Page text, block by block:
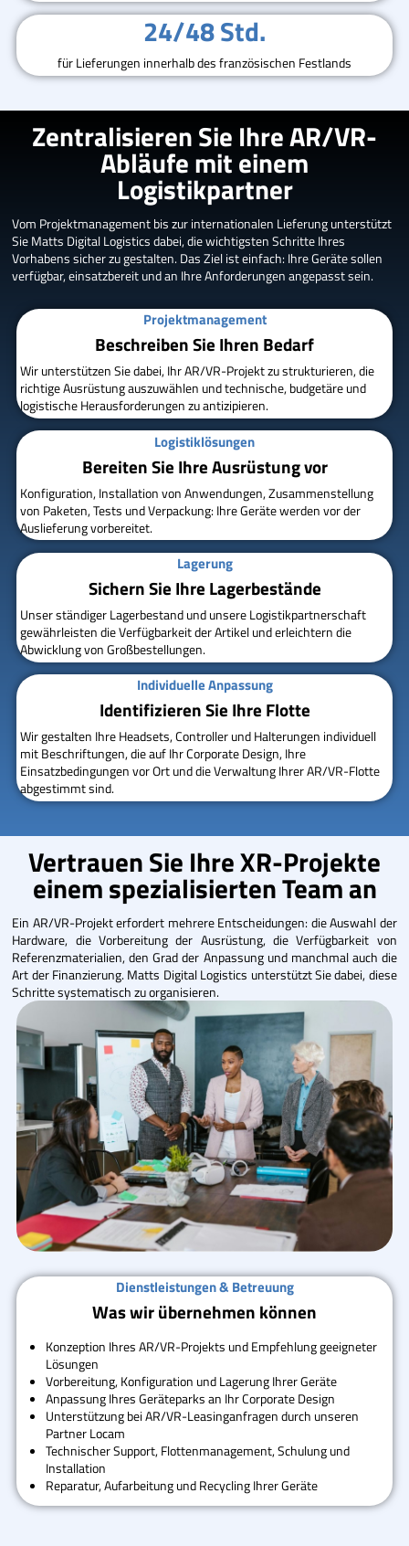
24/48 Std.
für Lieferungen innerhalb des französischen Festlands
Zentralisieren Sie Ihre AR/VR-
Abläufe mit einem
Logistikpartner
Vom Projektmanagement bis zur internationalen Lieferung unterstützt
Sie Matts Digital Logistics dabei, die wichtigsten Schritte Ihres
Vorhabens sicher zu gestalten. Das Ziel ist einfach: Ihre Geräte sollen
verfügbar, einsatzbereit und an Ihre Anforderungen angepasst sein.
Projektmanagement
Beschreiben Sie Ihren Bedarf
Wir unterstützen Sie dabei, Ihr AR/VR-Projekt zu strukturieren, die
richtige Ausrüstung auszuwählen und technische, budgetäre und
logistische Herausforderungen zu antizipieren.
Logistiklösungen
Bereiten Sie Ihre Ausrüstung vor
Konfiguration, Installation von Anwendungen, Zusammenstellung
von Paketen, Tests und Verpackung: Ihre Geräte werden vor der
Auslieferung vorbereitet.
Lagerung
Sichern Sie Ihre Lagerbestände
Unser ständiger Lagerbestand und unsere Logistikpartnerschaft
gewährleisten die Verfügbarkeit der Artikel und erleichtern die
Abwicklung von Großbestellungen.
Individuelle Anpassung
Identifizieren Sie Ihre Flotte
Wir gestalten Ihre Headsets, Controller und Halterungen individuell
mit Beschriftungen, die auf Ihr Corporate Design, Ihre
Einsatzbedingungen vor Ort und die Verwaltung Ihrer AR/VR-Flotte
abgestimmt sind.
Vertrauen Sie Ihre XR-Projekte
einem spezialisierten Team an
Ein AR/VR-Projekt erfordert mehrere Entscheidungen: die Auswahl der
Hardware, die Vorbereitung der Ausrüstung, die Verfügbarkeit von
Referenzmaterialien, den Grad der Anpassung und manchmal auch die
Art der Finanzierung. Matts Digital Logistics unterstützt Sie dabei, diese
Schritte systematisch zu organisieren.
Dienstleistungen & Betreuung
Was wir übernehmen können
Konzeption Ihres AR/VR-Projekts und Empfehlung geeigneter
Lösungen
Vorbereitung, Konfiguration und Lagerung Ihrer Geräte
Anpassung Ihres Geräteparks an Ihr Corporate Design
Unterstützung bei AR/VR-Leasinganfragen durch unseren
Partner Locam
Technischer Support, Flottenmanagement, Schulung und
Installation
Reparatur, Aufarbeitung und Recycling Ihrer Geräte